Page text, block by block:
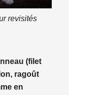
revisités
(filet
ragoût
en